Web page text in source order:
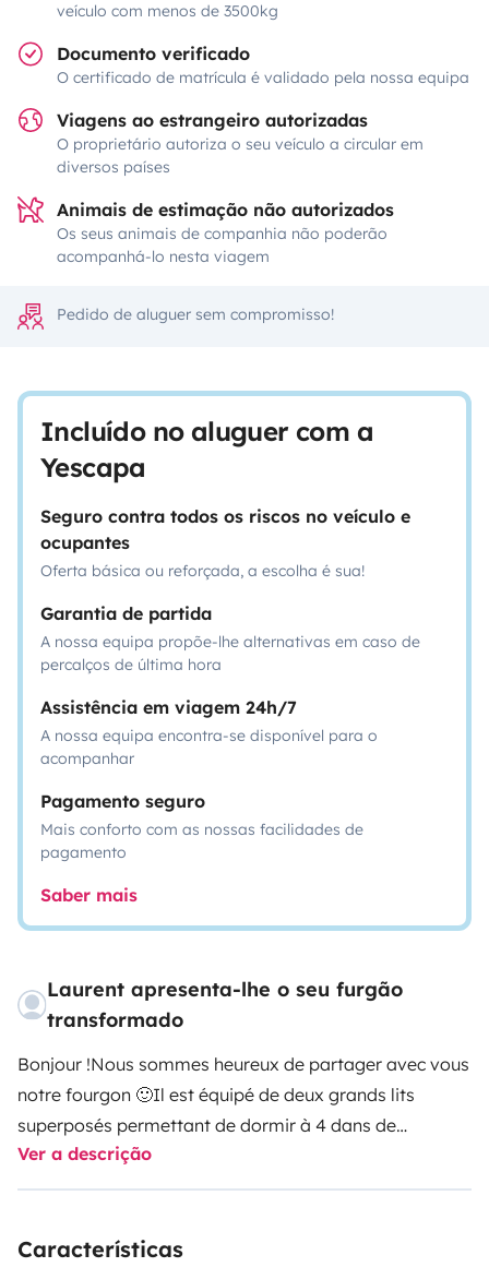
veículo com menos de 3500kg
Documento verificado
O certificado de matrícula é validado pela nossa equipa
Viagens ao estrangeiro autorizadas
O proprietário autoriza o seu veículo a circular em
diversos países
Animais de estimação não autorizados
Os seus animais de companhia não poderão
acompanhá-lo nesta viagem
Pedido de aluguer sem compromisso!
Incluído no aluguer com a
Yescapa
Seguro contra todos os riscos no veículo e
ocupantes
Oferta básica ou reforçada, a escolha é sua!
Garantia de partida
A nossa equipa propõe-lhe alternativas em caso de
percalços de última hora
Assistência em viagem 24h/7
A nossa equipa encontra-se disponível para o
acompanhar
Pagamento seguro
Mais conforto com as nossas facilidades de
pagamento
Saber mais
Laurent apresenta-lhe o seu furgão
transformado
Bonjour !Nous sommes heureux de partager avec vous
notre fourgon 🙂Il est équipé de deux grands lits
superposés permettant de dormir à 4 dans de
confortables matelas .
haut au plafond et de dormir à 2 en bas ou de dormir à
vélos ou autre .Equipé d'une douche avec lavabo et
Ver a descrição
Características